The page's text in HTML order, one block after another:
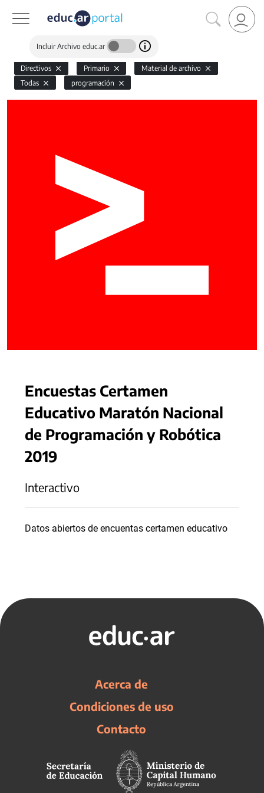
Incluir Archivo educ.ar
Directivos Primario
Material de archivo
Todas
programación
Encuestas Certamen
Educativo Maratón Nacional
de Programación y Robótica
2019
Interactivo
Datos abiertos de encuentas certamen educativo
Acerca de
Condiciones de uso
Contacto